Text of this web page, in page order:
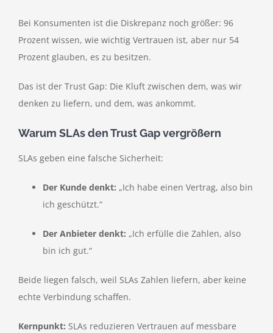
Bei Konsumenten ist die Diskrepanz noch größer: 96
Prozent wissen, wie wichtig Vertrauen ist, aber nur 54
Prozent glauben, es zu besitzen.
Das ist der Trust Gap: Die Kluft zwischen dem, was wir
denken zu liefern, und dem, was ankommt.
Warum SLAs den Trust Gap vergrößern
SLAs geben eine falsche Sicherheit:
Der Kunde denkt: „Ich habe einen Vertrag, also bin
ich geschützt.“
Der Anbieter denkt: „Ich erfülle die Zahlen, also
bin ich gut.“
Beide liegen falsch, weil SLAs Zahlen liefern, aber keine
echte Verbindung schaffen.
Kernpunkt: SLAs reduzieren Vertrauen auf messbare